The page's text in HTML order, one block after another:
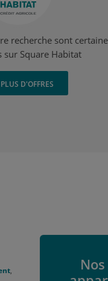
recherche sont
sur Square Habitat
D'OFFRES
,